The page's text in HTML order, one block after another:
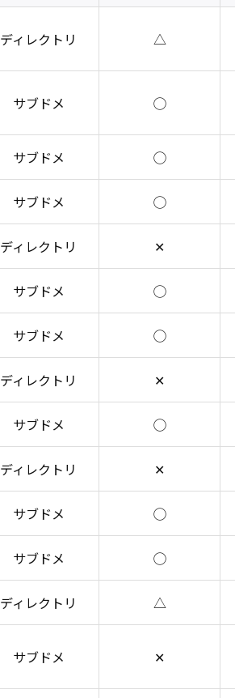
ディレクトリ △
サブドメ ◯
サブドメ ◯
サブドメ ◯
ディレクトリ ✕
サブドメ ◯
サブドメ ◯
ディレクトリ ✕
サブドメ ◯
ディレクトリ ✕
サブドメ ◯
サブドメ ◯
ディレクトリ △
サブドメ ✕